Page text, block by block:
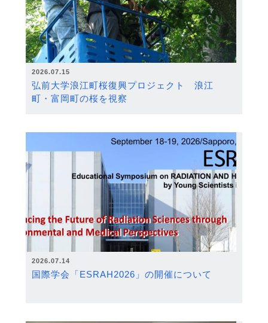
2026.07.15
弘前大学浪江町桜復興プロジェクト 浪江
町・富岡町の桜を視察
2026.07.14
国際学会「ESRAH2026」の開催について